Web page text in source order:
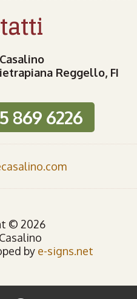
Reggello, FI
869 6226
© 2026
by e-signs.net